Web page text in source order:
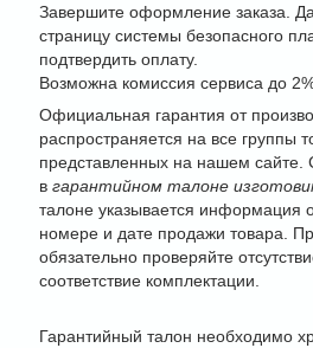
Завершите оформление заказа.
страницу системы безопасного
подтвердить оплату.
Возможна комиссия сервиса до
Официальная гарантия от
распространяется на все группы
представленных на нашем сайте.
в гарантийном талоне
талоне указывается информация
номере и дате продажи товара.
обязательно проверяйте
соответствие комплектации.
Гарантийный талон необходимо